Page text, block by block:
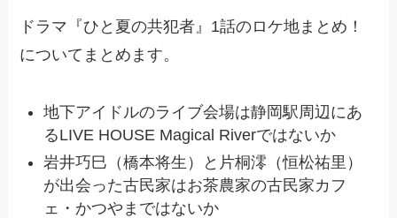
ドラマ『ひと夏の共犯者』1話のロケ地まとめ！
についてまとめます。
地下アイドルのライブ会場は静岡駅周辺にあ
るLIVE HOUSE Magical Riverではないか
岩井巧巳（橋本将生）と片桐澪（恒松祐里）
が出会った古民家はお茶農家の古民家カフ
ェ・かつやまではないか